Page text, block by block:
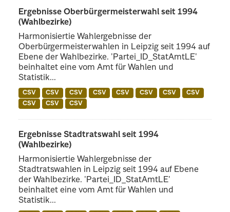
Ergebnisse Oberbürgermeisterwahl seit 1994
(Wahlbezirke)
Harmonisiertie Wahlergebnisse der
Oberbürgermeisterwahlen in Leipzig seit 1994 auf
Ebene der Wahlbezirke. 'Partei_ID_StatAmtLE'
beinhaltet eine vom Amt für Wahlen und
Statistik...
CSV CSV CSV CSV CSV CSV CSV
CSV
CSV
CSV CSV
Ergebnisse Stadtratswahl seit 1994
(Wahlbezirke)
Harmonisiertie Wahlergebnisse der
Stadtratswahlen in Leipzig seit 1994 auf Ebene
der Wahlbezirke. 'Partei_ID_StatAmtLE'
beinhaltet eine vom Amt für Wahlen und
Statistik...